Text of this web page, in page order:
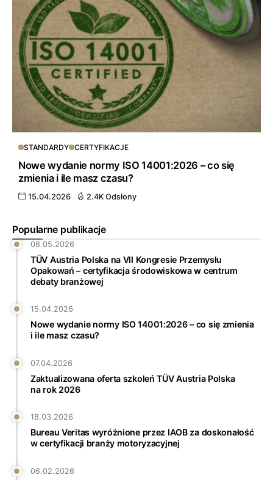
Popularne publikacje
08.05.2026
TÜV Austria Polska na VII Kongresie Przemysłu
Opakowań – certyfikacja środowiskowa w centrum
debaty branżowej
15.04.2026
Nowe wydanie normy ISO 14001:2026 – co się zmienia
i ile masz czasu?
07.04.2026
Zaktualizowana oferta szkoleń TÜV Austria Polska
na rok 2026
18.03.2026
Bureau Veritas wyróżnione przez IAOB za doskonałość
w certyfikacji branży motoryzacyjnej
06.02.2026
STANDARDY CERTYFIKACJE
Nowe wydanie normy ISO 14001:2026 – co się
zmienia i ile masz czasu?
15.04.2026 2.4K Odsłony